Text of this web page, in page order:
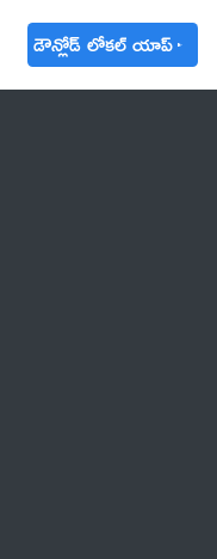
డౌన్లోడ్ లోకల్ యాప్